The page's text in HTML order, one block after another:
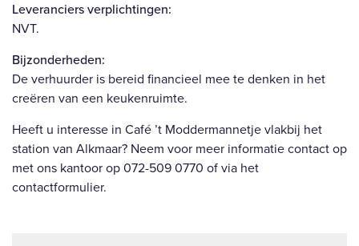
Leveranciers verplichtingen:
NVT.
Bijzonderheden:
De verhuurder is bereid financieel mee te denken in het
creëren van een keukenruimte.
Heeft u interesse in Café ’t Moddermannetje vlakbij het
station van Alkmaar? Neem voor meer informatie contact op
met ons kantoor op 072-509 0770 of via het
contactformulier.